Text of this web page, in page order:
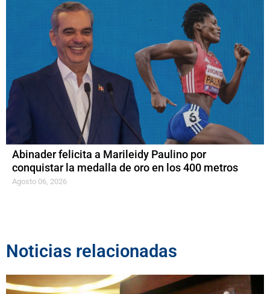
Abinader felicita a Marileidy Paulino por
conquistar la medalla de oro en los 400 metros
Agosto 06, 2026
Noticias relacionadas